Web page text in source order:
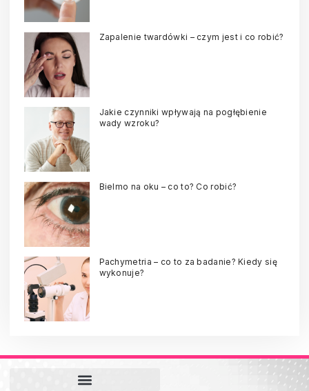
Zapalenie twardówki – czym jest i co robić?
Jakie czynniki wpływają na pogłębienie
wady wzroku?
Bielmo na oku – co to? Co robić?
Pachymetria – co to za badanie? Kiedy się
wykonuje?